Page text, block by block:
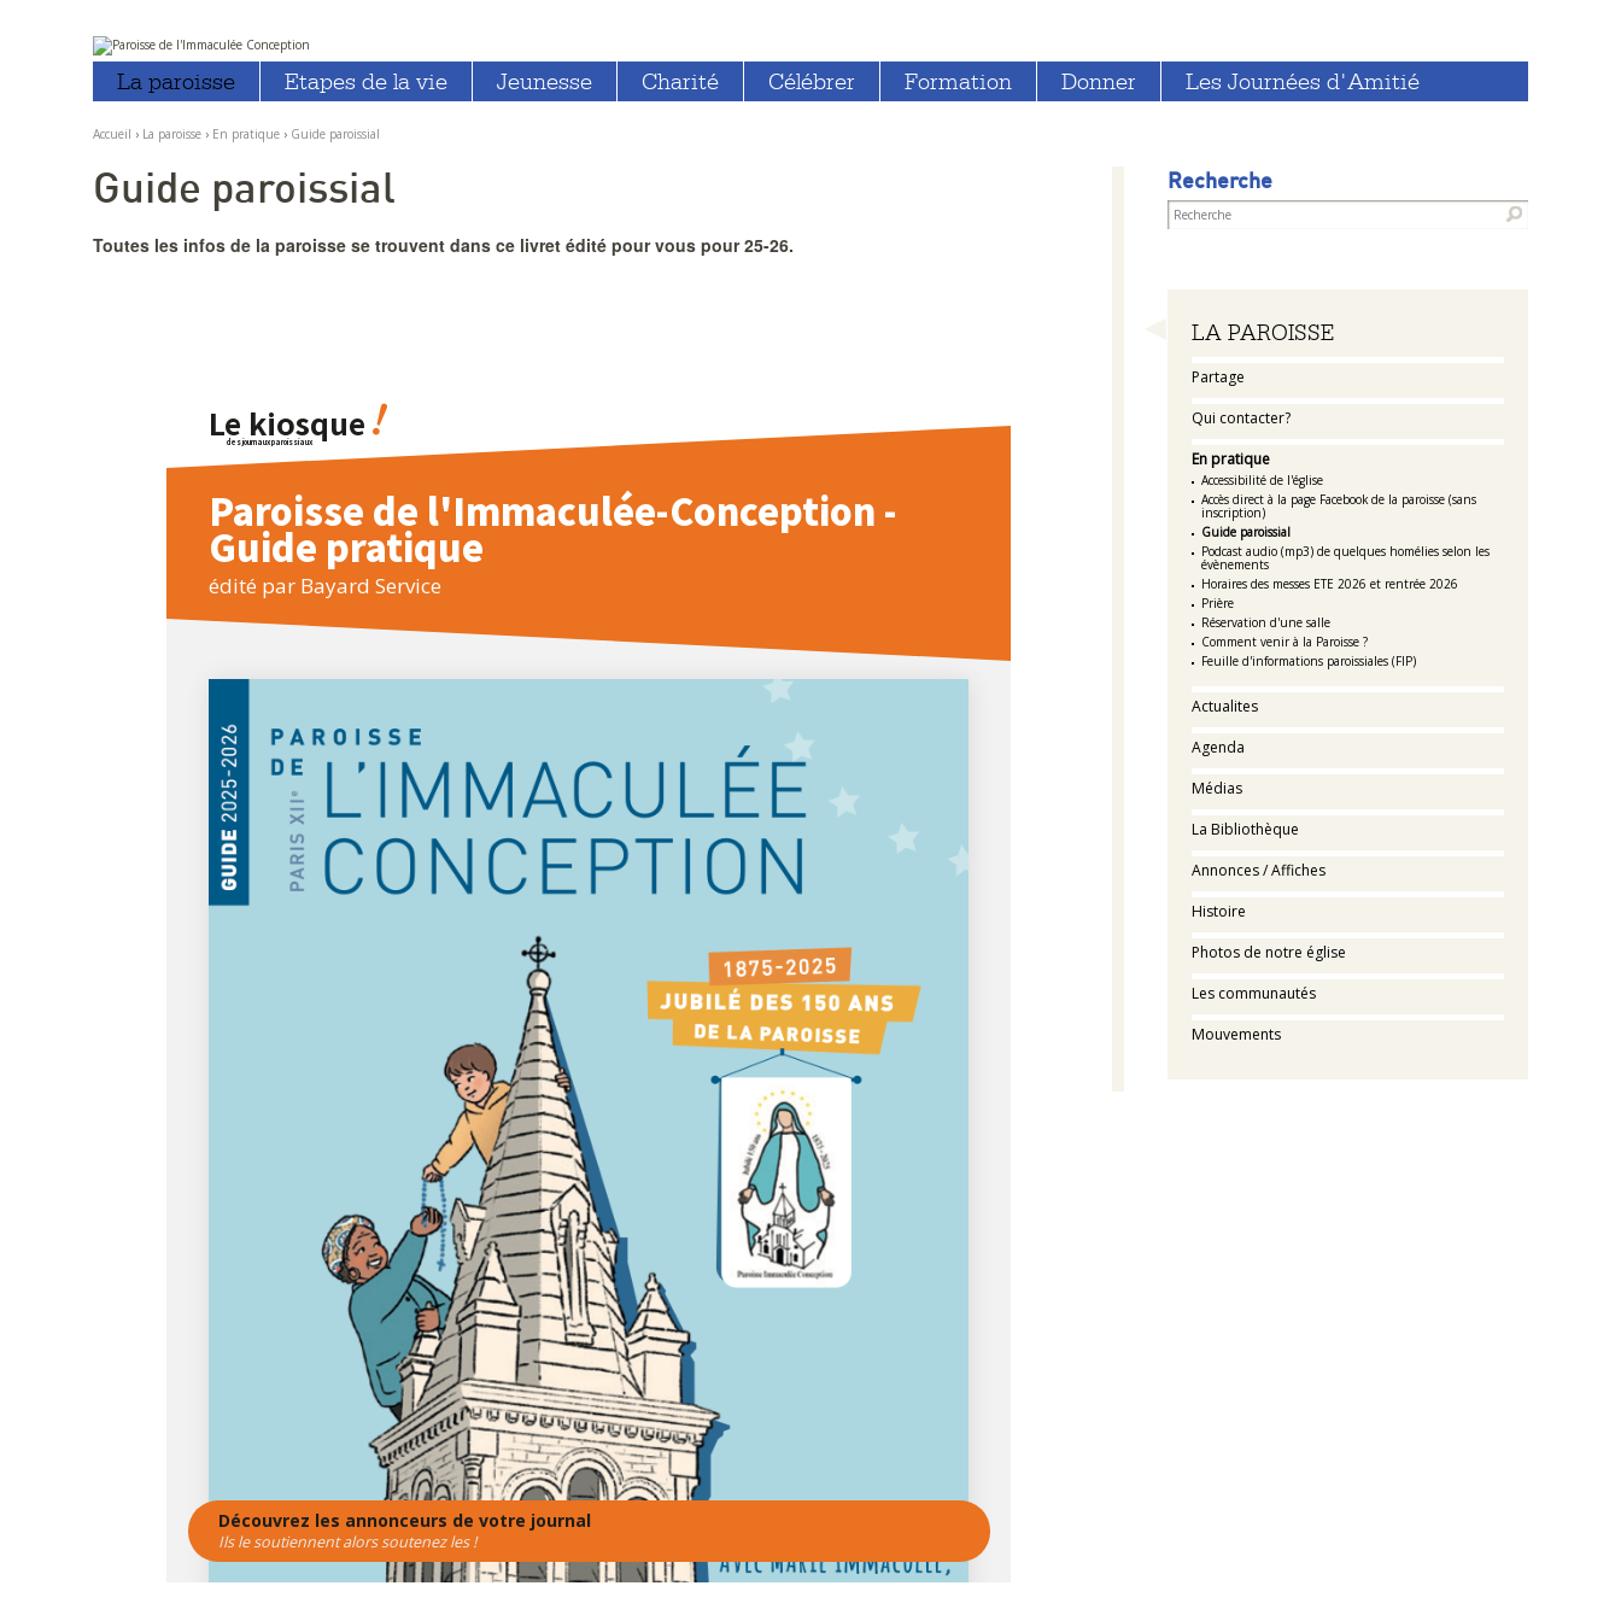
Aller
au
contenu.
à
Outils
personnels
La paroisse Etapes de la vie Jeunesse Charité Célébrer Formation Donner Les Journées d'Amitié
Accueil › La paroisse › En pratique › Guide paroissial
Recherche
Navigation
LA PAROISSE
Partage
Qui contacter?
En pratique
Accessibilité de l'église
Accès direct à la page Facebook de la paroisse (sans
inscription)
Guide paroissial
Podcast audio (mp3) de quelques homélies selon les
évènements
Horaires des messes ETE 2026 et rentrée 2026
Prière
Réservation d'une salle
Comment venir à la Paroisse ?
Feuille d'informations paroissiales (FIP)
Actualites
Agenda
Médias
La Bibliothèque
Annonces / Affiches
Histoire
Photos de notre église
Les communautés
Mouvements
Guide paroissial
Toutes les infos de la paroisse se trouvent dans ce livret édité pour vous pour 25-26.